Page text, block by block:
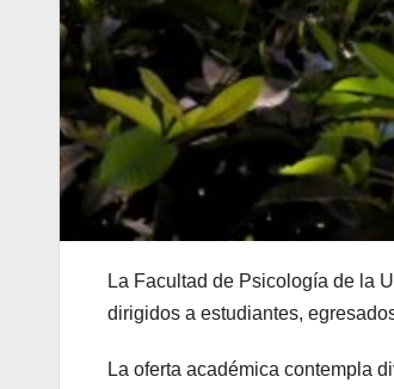
La Facultad de Psicología de la
dirigidos a estudiantes,
La oferta académica contempla